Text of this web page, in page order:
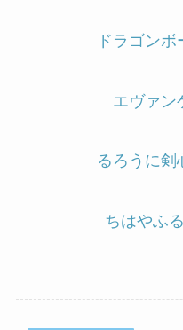
ドラゴンボ
エヴァン
るろうに剣
ちはやふる